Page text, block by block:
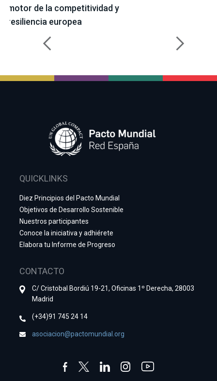
motor de la competitividad y
resiliencia europea
QUICKLINKS
Diez Principios del Pacto Mundial
Objetivos de Desarrollo Sostenible
Nuestros participantes
Conoce la iniciativa y adhiérete
Elabora tu Informe de Progreso
CONTACTO
C/ Cristobal Bordiú 19-21, Oficinas 1º Derecha, 28003
Madrid
(+34)91 745 24 14
asociacion@pactomundial.org